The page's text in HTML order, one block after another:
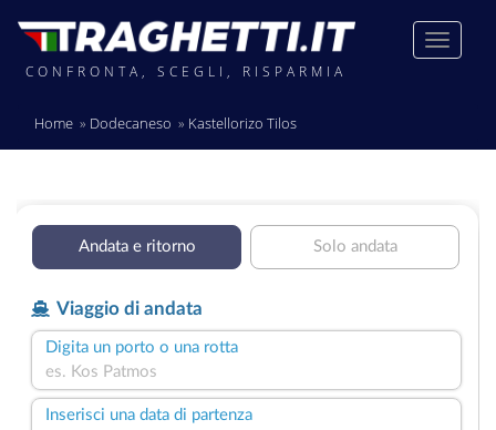
CONFRONTA, SCEGLI, RISPARMIA
Home Dodecaneso Kastellorizo Tilos